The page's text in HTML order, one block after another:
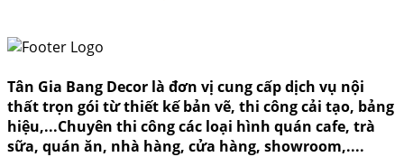
Tân Gia Bang Decor là đơn vị cung cấp dịch vụ nội
thất trọn gói từ thiết kế bản vẽ, thi công cải tạo, bảng
hiệu,...Chuyên thi công các loại hình quán cafe, trà
sữa, quán ăn, nhà hàng, cửa hàng, showroom,....